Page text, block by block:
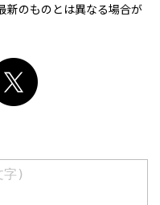
新のものとは異なる場合が